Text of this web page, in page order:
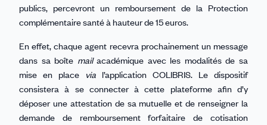
publics, percevront un remboursement de la Protection
complémentaire santé à hauteur de 15 euros.
En effet, chaque agent recevra prochainement un message
dans sa boîte mailacadémique avec les modalités de sa
mise en place via l’application COLIBRIS. Le dispositif
consistera à se connecter à cette plateforme afin d’y
déposer une attestation de sa mutuelle et de renseigner la
demande de remboursement forfaitaire de cotisation